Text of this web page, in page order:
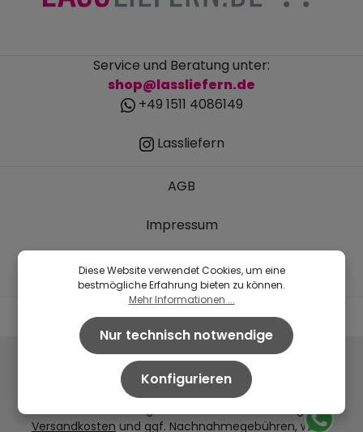
Service und Beratung unter:
shop@lassliefern.de
+49 1511 4086149
Lassliefern
AGB
Impressum
Datenschutz
Versandkosten und ggf. Nachnahmegebühren, wenn
Diese Website verwendet Cookies, um eine
bestmögliche Erfahrung bieten zu können.
Mehr Informationen ...
Nur technisch notwendige
Konfigurieren